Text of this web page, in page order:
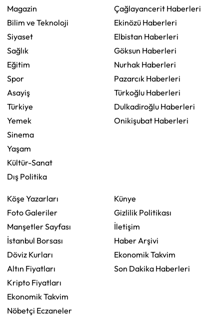
Magazin
Bilim ve Teknoloji
Siyaset
Sağlık
Eğitim
Spor
Asayiş
Türkiye
Yemek
Sinema
Yaşam
Kültür-Sanat
Dış Politika
Çağlayancerit Haberleri
Ekinözü Haberleri
Elbistan Haberleri
Göksun Haberleri
Nurhak Haberleri
Pazarcık Haberleri
Türkoğlu Haberleri
Dulkadiroğlu Haberleri
Onikişubat Haberleri
Köşe Yazarları
Foto Galeriler
Manşetler Sayfası
İstanbul Borsası
Döviz Kurları
Altın Fiyatları
Kripto Fiyatları
Ekonomik Takvim
Nöbetçi Eczaneler
Künye
Gizlilik Politikası
İletişim
Haber Arşivi
Ekonomik Takvim
Son Dakika Haberleri